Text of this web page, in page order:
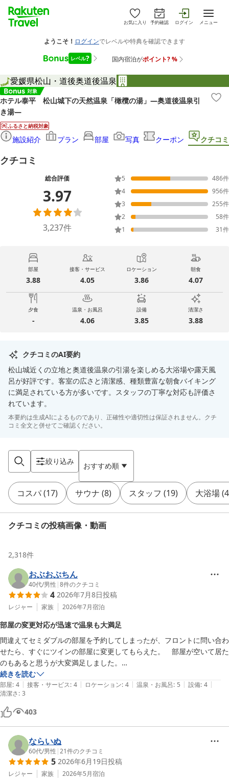
お気に入り 予約確認 ログイン メニュー
愛媛県松山・道後奥道後温泉
ホテル泰平 松山城下の天然温泉「橄欖の湯」―奥道後温泉引
き湯―
ふるさと納税対象
施設紹介 プラン 部屋 写真 クーポン クチコミ
クチコミ
総合評価
3.97
3,237件
5 486件
4
956件
3
255件
2
58件
1
31件
部屋
3.88
接客・サービス
4.05
ロケーション
3.86
朝食
4.07
夕食
-
温泉・お風呂
4.06
設備
3.85
清潔さ
3.88
クチコミのAI要約
松山城近くの立地と奥道後温泉の引湯を楽しめる大浴場や露天風
呂が好評です。客室の広さと清潔感、種類豊富な朝食バイキング
に満足されている方が多いです。スタッフの丁寧な対応も評価さ
れています。
本要約は生成AIによるものであり、正確性や適切性は保証されません。クチ
コミ全文と併せてご確認ください。
絞り込み おすすめ順
コスパ(17) サウナ (8) スタッフ (19) 大浴場(
クチコミの投稿画像・動画
2,318件
おぶおぶちん
40代/男性 |8件のクチコミ
4 2026年7月8日投稿
レジャー 家族 2026年7月宿泊
部屋の変更対応が迅速で温泉も大満足
間違えてセミダブルの部屋を予約してしまったが、フロントに問い合わ
せたら、すぐにツインの部屋に変更してもらえた。　部屋が空いて居た
のもあると思うが大変満足しました。
温泉も泉質も良く大変満足。男性は展望露天風呂が入れて良かった。女
性は土曜日曜にしか入れないのは可哀想だと思う。
続きを読む
部屋: 4 | 接客・サービス: 4 | ロケーション: 4 | 温泉・お風呂: 5 | 設備: 4 |
清潔さ: 3
403
ならいぬ
60代/男性 |21件のクチコミ
5 2026年6月19日投稿
レジャー 家族 2026年5月宿泊